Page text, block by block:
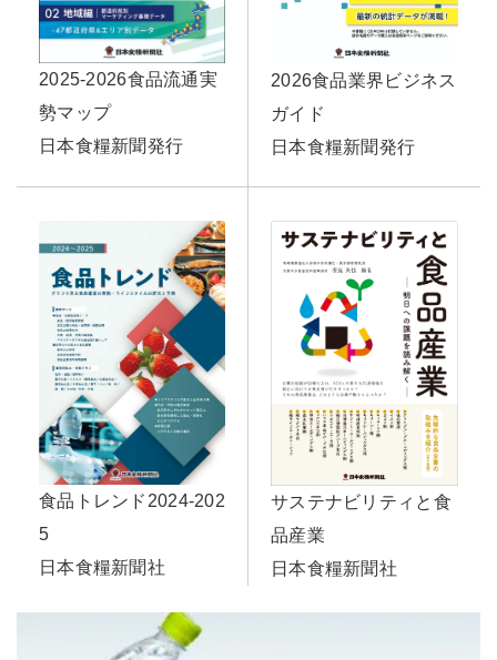
2025-2026食品流通実
勢マップ
日本食糧新聞発行
2026食品業界ビジネス
ガイド
日本食糧新聞発行
食品トレンド2024-202
5
日本食糧新聞社
サステナビリティと食
品産業
日本食糧新聞社